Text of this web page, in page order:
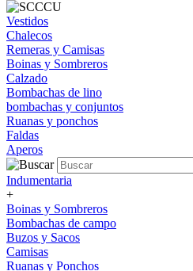
Vestidos
Chalecos
Remeras y Camisas
Boinas y Sombreros
Calzado
Bombachas de lino
bombachas y conjuntos
Ruanas y ponchos
Faldas
Aperos
Indumentaria
+
Boinas y Sombreros
Bombachas de campo
Buzos y Sacos
Camisas
Ruanas y Ponchos